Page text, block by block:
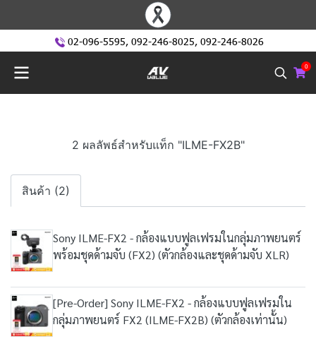
02-096-5595, 092-246-8025, 092-246-8026
0
2 ผลลัพธ์สำหรับแท็ก "ILME-FX2B"
สินค้า (2)
Sony ILME-FX2 - กล้องแบบฟูลเฟรมในกลุ่มภาพยนตร์
พร้อมชุดด้ามจับ (FX2) (ตัวกล้องและชุดด้ามจับ XLR)
[Pre-Order] Sony ILME-FX2 - กล้องแบบฟูลเฟรมใน
กลุ่มภาพยนตร์ FX2 (ILME-FX2B) (ตัวกล้องเท่านั้น)